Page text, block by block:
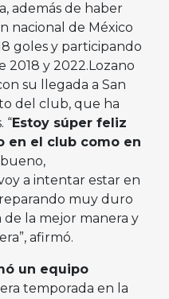
además de haber
nacional de México
goles y participando
2018 y 2022.Lozano
su llegada a San
del club, que ha
“Estoy súper feliz
en el club como en
a intentar estar en
muy duro
la mejor manera y
afirmó.
un equipo
temporada en la